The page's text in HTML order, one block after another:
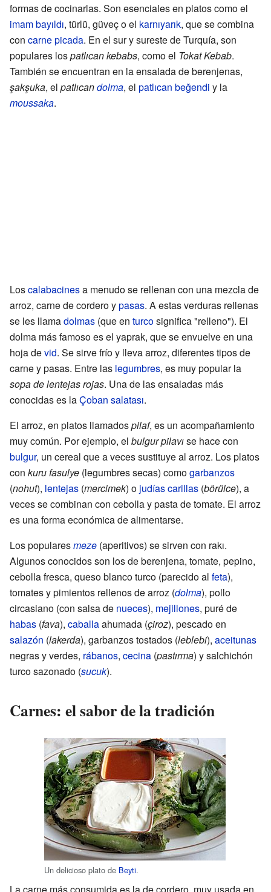
formas de cocinarlas. Son esenciales en platos como el
imam bayıldı, türlü, güveç o el karnıyarık, que se combina
con carne picada. En el sur y sureste de Turquía, son
populares lospatlıcan kebabs, como el Tokat Kebab.
También se encuentran en la ensalada de berenjenas,
şakşuka, el patlıcandolma, el patlıcan beğendi y la
moussaka.
Loscalabacinesa menudo se rellenan con una mezcla de
arroz, carne de cordero ypasas. A estas verduras rellenas
se les llamadolmas (que en turcosignifica "relleno"). El
dolma más famoso es el yaprak, que se envuelve en una
hoja devid. Se sirve frío y lleva arroz, diferentes tipos de
carne y pasas. Entre las legumbres, es muy popular la
sopa de lentejas rojas. Una de las ensaladas más
conocidas es laÇoban salatası.
El arroz, en platos llamadospilaf, es un acompañamiento
muy común. Por ejemplo, el bulgur pilavıse hace con
bulgur, un cereal que a veces sustituye al arroz. Los platos
con kuru fasulye (legumbres secas) comogarbanzos
(nohut), lentejas (mercimek) o judías carillas (börülce), a
veces se combinan con cebolla y pasta de tomate. El arroz
es una forma económica de alimentarse.
Los popularesmeze (aperitivos) se sirven con rakı.
Algunos conocidos son los de berenjena, tomate, pepino,
cebolla fresca, queso blanco turco (parecido al feta),
tomates y pimientos rellenos de arroz (dolma), pollo
circasiano (con salsa de nueces), mejillones, puré de
habas (fava), caballaahumada (çiroz), pescado en
salazón (lakerda), garbanzos tostados (leblebi), aceitunas
negras y verdes, rábanos, cecina (pastırma) y salchichón
turco sazonado (sucuk).
Carnes: el sabor de la tradición
Un delicioso plato de Beyti.
La carne más consumida es la de cordero, muy usada en